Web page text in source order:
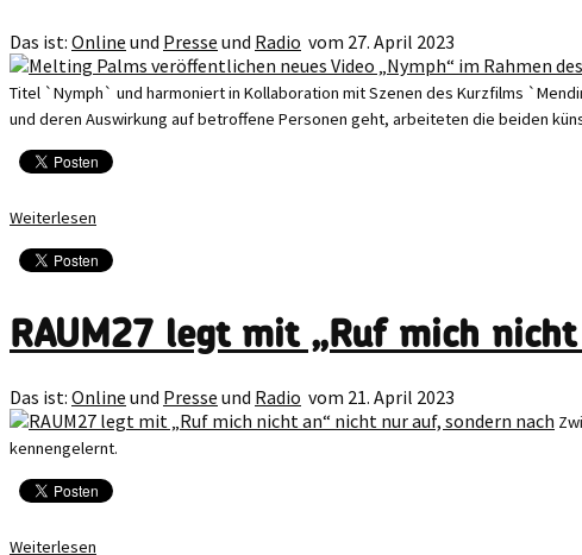
Das ist: Online und Presse und Radio vom 27. April 2023
Titel `Nymph` und harmoniert in Kollaboration mit Szenen des Kurzfilms
und deren Auswirkung auf betroffene Personen geht, arbeiteten die beiden
Weiterlesen
RAUM27 legt mit „Ruf mich
Das ist: Online und Presse und Radio vom 21. April 2023
kennengelernt.
Weiterlesen